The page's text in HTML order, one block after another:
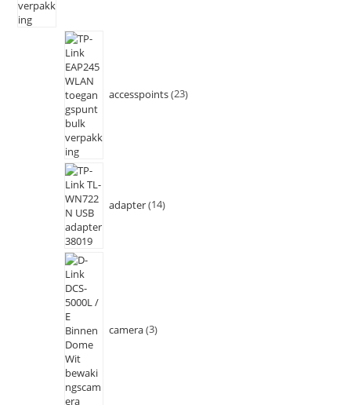
accesspoints 23
adapter 14
camera 3